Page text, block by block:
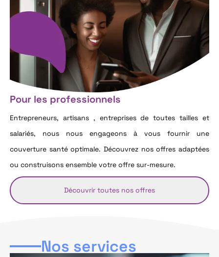
Pour les professionnels
Entrepreneurs, artisans , entreprises de toutes tailles et
salariés, nous nous engageons à vous fournir une
couverture santé optimale. Découvrez nos offres adaptées
ou construisons ensemble votre offre sur-mesure.
Découvrir toutes nos offres
Nos services